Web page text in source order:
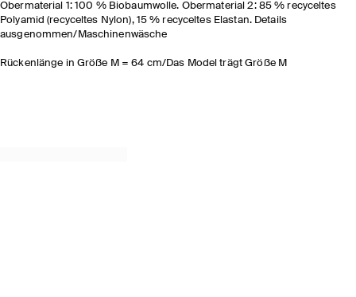
Obermaterial 1: 100 % Biobaumwolle. Obermaterial 2: 85 % recyceltes
Polyamid (recyceltes Nylon), 15 % recyceltes Elastan. Details
ausgenommen/Maschinenwäsche
Rückenlänge in Größe M = 64 cm/Das Model trägt Größe M